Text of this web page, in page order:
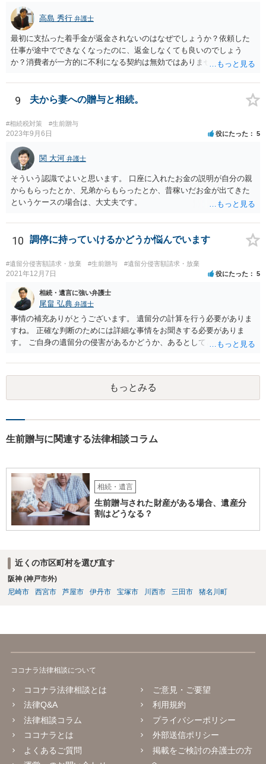
高島 秀行 弁護士
最初に支払った着手金が返金されないのはなぜでしょうか？依頼した
仕事が途中でできなくなったのに、返金しなくても良いのでしょう
か？消費者が一方的に不利になる契約は無効ではありませんか？
務があると思います。 倒れた弁護士が所属する弁護士会に相談さ
れた方がよいと思います。 倒れた弁護士は脳梗塞で倒れたようで
選任したのか 即ち、復代理人の選任は有効なのかという問題もあ
ると思います。
9 夫から妻への贈与と相続。
#相続税対策 #生前贈与
2023年9月6日 役にたった 5
関 大河 弁護士
そういう認識でよいと思います。 口座に入れたお金の説明が自分の親
からもらったとか、兄弟からもらったとか、昔稼いだお金が出てきた
というケースの場合は、大丈夫です。
10 調停に持っていけるかどうか悩んでいます
#遺留分侵害額請求・放棄 #生前贈与 #遺留分侵害額請求・放棄
2021年12月7日 役にたった 5
相続・遺言に強い弁護士
尾畠 弘典 弁護士
事情の補充ありがとうございます。 遺留分の計算を行う必要がありま
すね。 正確な判断のためには詳細な事情をお聞きする必要がありま
す。 ご自身の遺留分の侵害があるかどうか、あるとしてどの程度の金
相談されるのが良いと思います。
もっとみる
生前贈与に関連する法律相談コラム
相続・遺言
生前贈与された財産がある場合、遺産分
割はどうなる？
近くの市区町村を選び直す
阪神 (神戸市外)
尼崎市
西宮市 芦屋市 伊丹市 宝塚市 川西市 三田市 猪名川町
ココナラ法律相談について
ココナラ法律相談とは
法律Q&A
法律相談コラム
ココナラとは
よくあるご質問
ご意見・ご要望
利用規約
プライバシーポリシー
外部送信ポリシー
掲載をご検討の弁護士の方